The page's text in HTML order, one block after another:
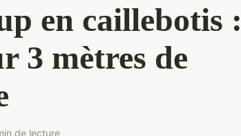
en caillebotis :
3 mètres de
de lecture